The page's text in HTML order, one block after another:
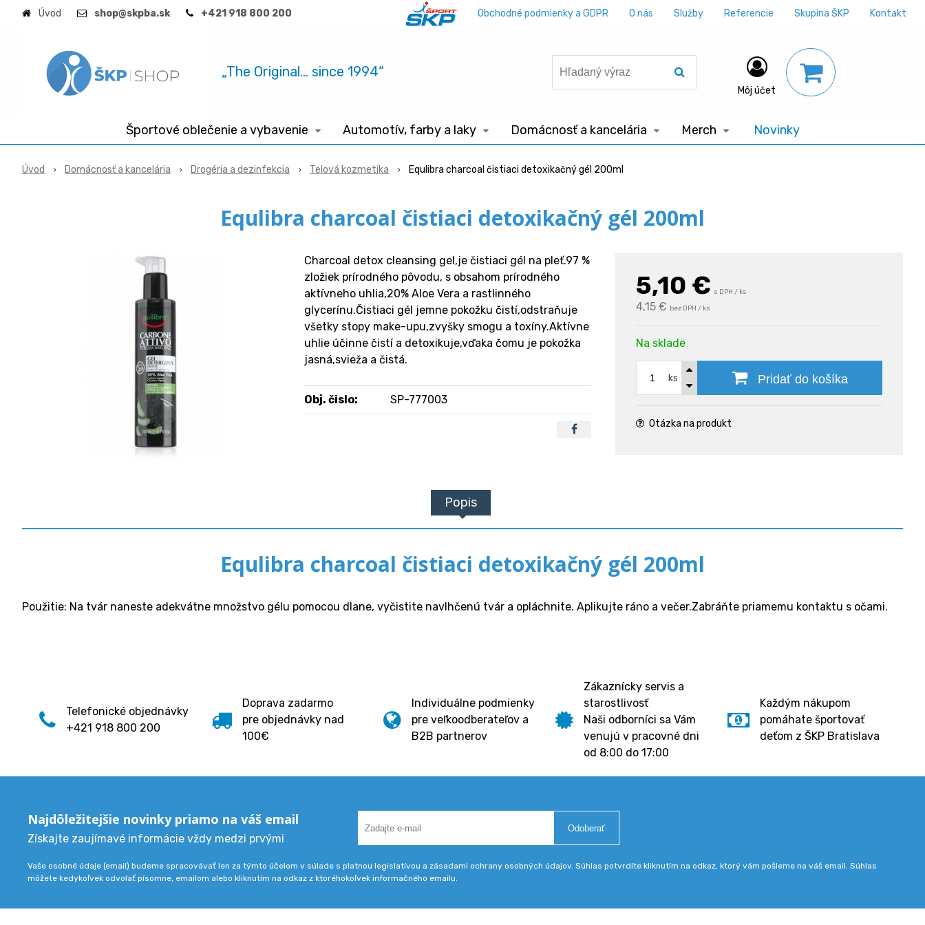
„The Original... since 1994“
Úvod shop@skpba.sk +421 918 800 200 Obchodné podmienky a GDPR O nás Služby Referencie Skupina ŠKP Kontakt
Môj účet
Športové oblečenie a vybavenie Automotív, farby a laky Domácnosť a kancelária Merch Novinky
Úvod Domácnosť a kancelária Drogéria a dezinfekcia Telová kozmetika Equlibra charcoal čistiaci detoxikačný gél 200ml
Equlibra charcoal čistiaci detoxikačný gél 200ml
5,10 € s DPH / ks
4,15 € bez DPH / ks
Na sklade
ks Pridať do košíka
Otázka na produkt
Charcoal detox cleansing gel,je čistiaci gél na pleť.97 %
zložiek prírodného pôvodu, s obsahom prírodného
aktívneho uhlia,20% Aloe Vera a rastlinného
glycerínu.Čistiaci gél jemne pokožku čistí,odstraňuje
všetky stopy make-upu,zvyšky smogu a toxíny.Aktívne
uhlie účinne čistí a detoxikuje,vďaka čomu je pokožka
jasná,svieža a čistá.
Obj. čislo: SP-777003
Popis
Equlibra charcoal čistiaci detoxikačný gél 200ml
Použitie: Na tvár naneste adekvátne množstvo gélu pomocou dlane, vyčistite navlhčenú tvár a opláchnite. Aplikujte ráno a večer.Zabráňte priamemu kontaktu s očami.
Telefonické objednávky
+421 918 800 200
Doprava zadarmo
pre objednávky nad
100€
Individuálne podmienky
pre veľkoodberateľov a
B2B partnerov
Zákaznícky servis a
starostlivosť
Naši odborníci sa Vám
venujú v pracovné dni
od 8:00 do 17:00
Každým nákupom
pomáhate športovať
deťom z ŠKP Bratislava
Najdôležitejšie novinky priamo na váš email
Získajte zaujímavé informácie vždy medzi prvými
Odoberať
Vaše osobné údaje (email) budeme spracovávať len za týmto účelom v súlade s platnou legislatívou a zásadami ochrany osobných údajov. Súhlas potvrdíte kliknutím na odkaz, ktorý vám pošleme na váš email. Súhlas
môžete kedykoľvek odvolať písomne, emailom alebo kliknutím na odkaz z ktoréhokoľvek informačného emailu.